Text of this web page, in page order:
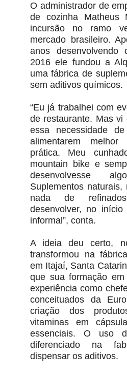
O administrador de
de cozinha Matheus
incursão no ramo
mercado brasileiro.
anos desenvolvendo
2016 ele fundou a
uma fábrica de
sem aditivos químicos.
“Eu já trabalhei com
de restaurante. Mas vi
essa necessidade
alimentarem
prática. Meu
mountain bike e
desenvolvesse
Suplementos
nada de
desenvolver, no
informal”, conta.
A ideia deu certo,
transformou na
em Itajaí, Santa
que sua formação
experiência como
conceituados da
criação dos
vitaminas em
essenciais. O uso
diferenciado na
dispensar os aditivos.